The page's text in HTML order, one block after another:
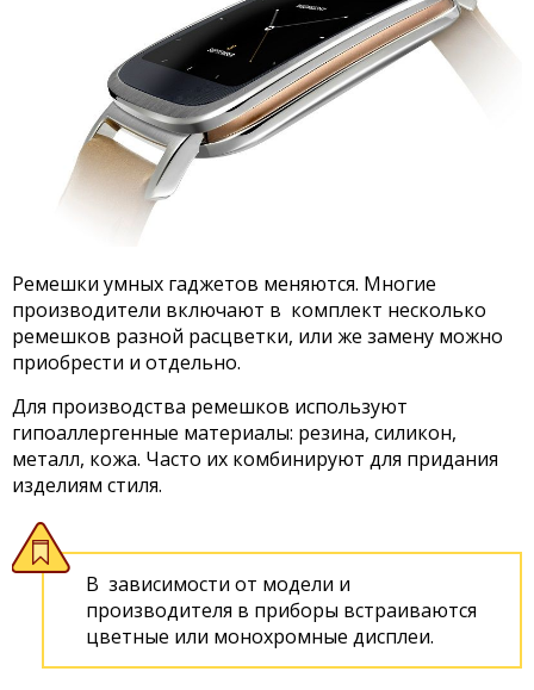
Ремешки умных гаджетов меняются. Многие
производители включают в комплект несколько
ремешков разной расцветки, или же замену можно
приобрести и отдельно.
Для производства ремешков используют
гипоаллергенные материалы: резина, силикон,
металл, кожа. Часто их комбинируют для придания
изделиям стиля.
В зависимости от модели и
производителя в приборы встраиваются
цветные или монохромные дисплеи.